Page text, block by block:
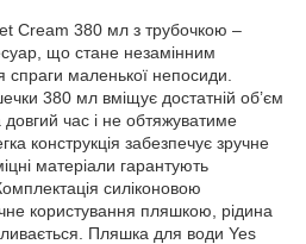
Cream 380 мл з трубочкою –
що стане незамінним
маленької непосиди.
380 мл вміщує достатній об’єм
довгий час і не обтяжуватиме
конструкція забезпечує зручне
матеріали гарантують
силіконовою
користування пляшкою, рідина
Пляшка для води Yes